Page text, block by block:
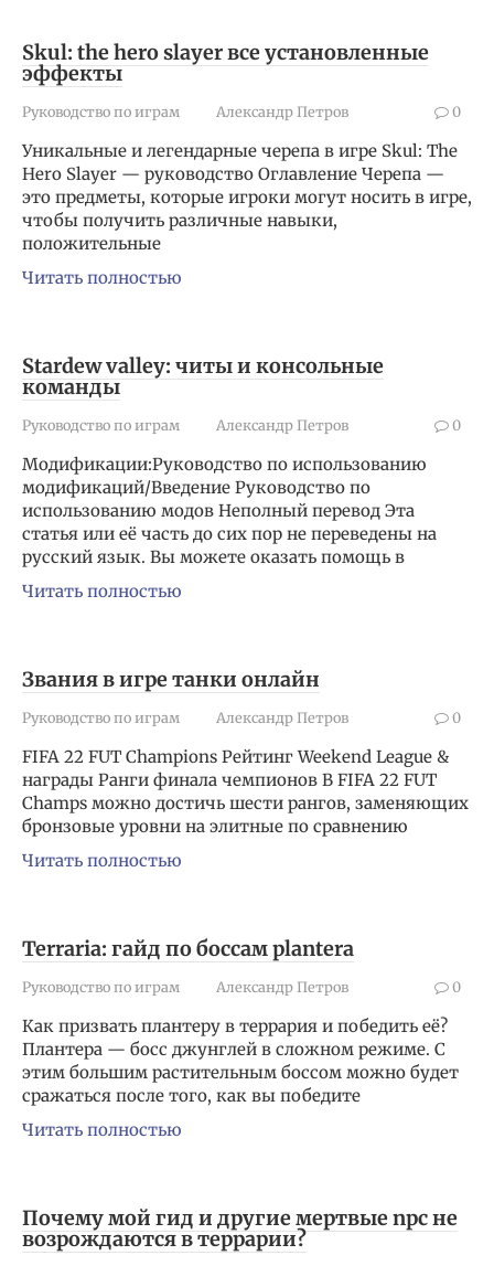
Skul: the hero slayer все установленные
эффекты
Руководство по играм Александр Петров 0
Уникальные и легендарные черепа в игре Skul: The
Hero Slayer — руководство Оглавление Черепа —
это предметы, которые игроки могут носить в игре,
чтобы получить различные навыки,
положительные
Читать полностью
Stardew valley: читы и консольные
команды
Руководство по играм Александр Петров 0
Модификации:Руководство по использованию
модификаций/Введение Руководство по
использованию модов Неполный перевод Эта
статья или её часть до сих пор не переведены на
русский язык. Вы можете оказать помощь в
Читать полностью
Звания в игре танки онлайн
Руководство по играм Александр Петров 0
FIFA 22 FUT Champions Рейтинг Weekend League &
награды Ранги финала чемпионов В FIFA 22 FUT
Champs можно достичь шести рангов, заменяющих
бронзовые уровни на элитные по сравнению
Читать полностью
Terraria: гайд по боссам plantera
Руководство по играм Александр Петров 0
Как призвать плантеру в террария и победить её?
Плантера — босс джунглей в сложном режиме. С
этим большим растительным боссом можно будет
сражаться после того, как вы победите
Читать полностью
Почему мой гид и другие мертвые npc не
возрождаются в террарии?